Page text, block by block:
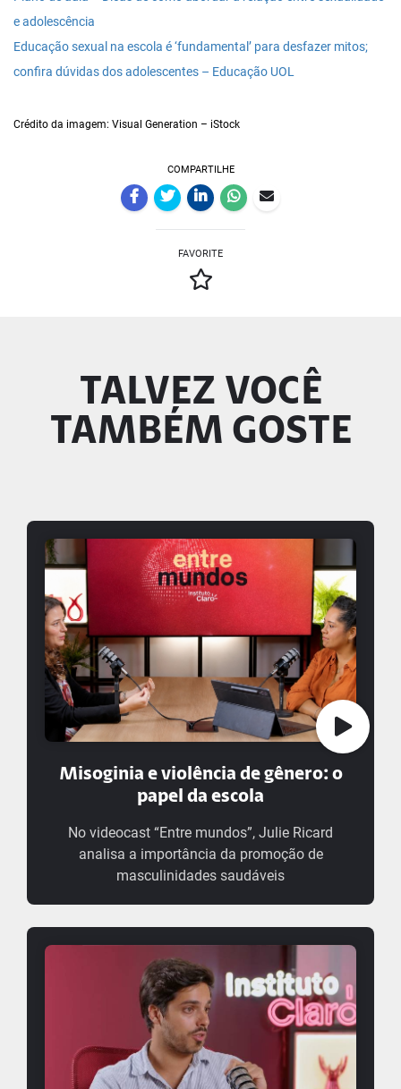
e adolescência
Educação sexual na escola é ‘fundamental’ para desfazer mitos;
confira dúvidas dos adolescentes – Educação UOL
Crédito da imagem: Visual Generation – iStock
COMPARTILHE
FAVORITE
TALVEZ VOCÊ
TAMBÉM GOSTE
Misoginia e violência de gênero: o
papel da escola
No videocast “Entre mundos”, Julie Ricard
analisa a importância da promoção de
masculinidades saudáveis